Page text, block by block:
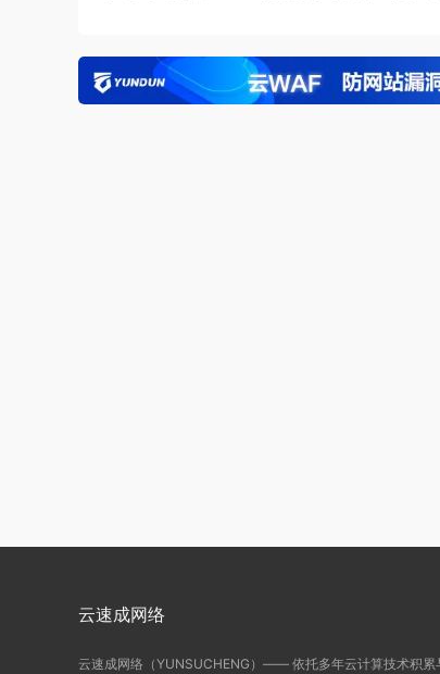
云速成网络
云速成网络（YUNSUCHENG）—— 依托多年云计算技术积累